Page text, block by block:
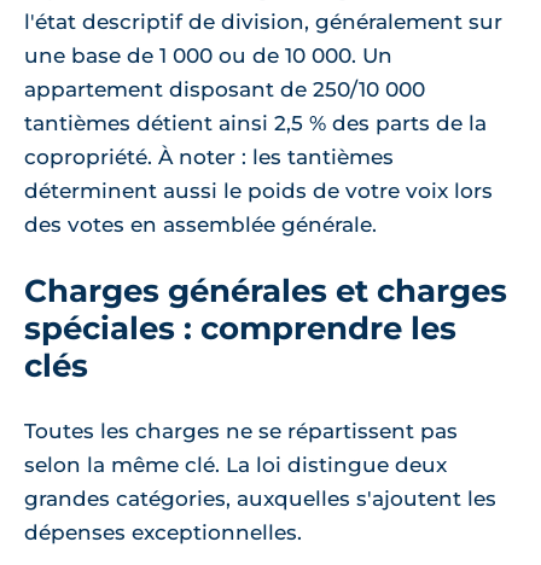
l'état descriptif de division, généralement sur
une base de 1 000 ou de 10 000. Un
appartement disposant de 250/10 000
tantièmes détient ainsi 2,5 % des parts de la
copropriété. À noter : les tantièmes
déterminent aussi le poids de votre voix lors
des votes en assemblée générale.
Charges générales et charges
spéciales : comprendre les
clés
Toutes les charges ne se répartissent pas
selon la même clé. La loi distingue deux
grandes catégories, auxquelles s'ajoutent les
dépenses exceptionnelles.